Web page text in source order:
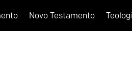
Novo Testamento